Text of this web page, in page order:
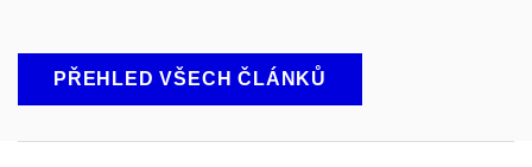
PŘEHLED VŠECH ČLÁNKŮ